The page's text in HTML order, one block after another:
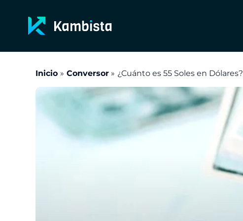
contenido
Inicio Conversor ¿Cuánto es 55 Soles en Dólares?